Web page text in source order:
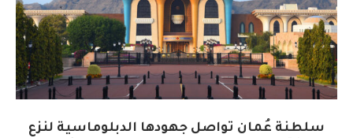
سلطنة عُمان تواصل جهودها الدبلوماسية لنزع